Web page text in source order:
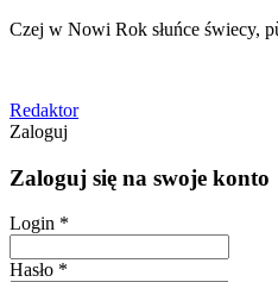
Czej w Nowi Rok słuńce świecy,
Redaktor
Zaloguj
Zaloguj się na swoje konto
Login *
Hasło *